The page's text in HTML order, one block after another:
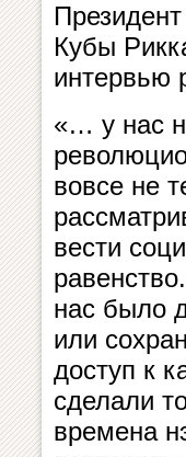
Кубы
интервью
«… у нас
вовсе не
вести
нас было
или
доступ к
сделали
времена